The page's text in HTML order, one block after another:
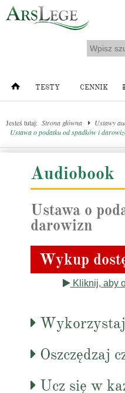
TESTY CENNIK
Jesteś tutaj: Strona główna
Ustawy
Ustawa o podatku od spadków i
Audiobook
Ustawa o
darowizn
Wykup
Kliknij, aby
Wykorzystaj
Oszczędzaj
Ucz się w